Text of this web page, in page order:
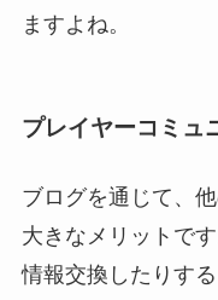
ますよね。
プレイヤーコミュ
ブログを通じて、
大きなメリットで
情報交換したりす